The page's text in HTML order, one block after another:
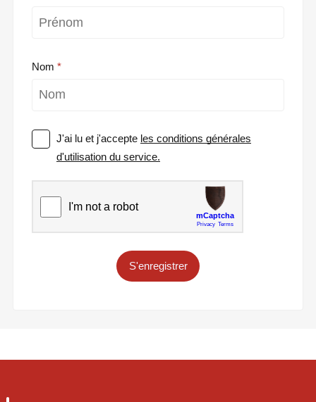
Nom
J'ai lu et j'accepte les conditions générales
d'utilisation du service.
S'enregistrer